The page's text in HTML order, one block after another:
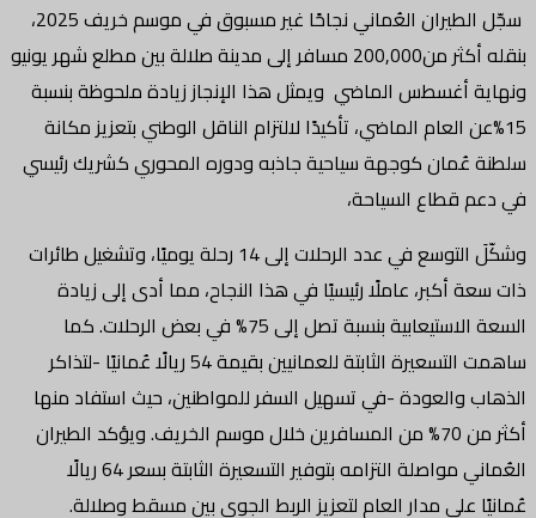
سجّل الطيران العُماني نجاحًا غير مسبوق في موسم خريف 2025،
بنقله أكثر من200,000 مسافر إلى مدينة صلالة بين مطلع شهر يونيو
ونهاية أغسطس الماضي ويمثل هذا الإنجاز زيادة ملحوظة بنسبة
15%عن العام الماضي، تأكيدًا لالتزام الناقل الوطني بتعزيز مكانة
سلطنة عُمان كوجهة سياحية جاذبه ودوره المحوري كشريك رئيسي
في دعم قطاع السياحة،
وشكّلَ التوسع في عدد الرحلات إلى 14 رحلة يوميًا، وتشغيل طائرات
ذات سعة أكبر، عاملًا رئيسيًا في هذا النجاح، مما أدى إلى زيادة
السعة الاستيعابية بنسبة تصل إلى 75% في بعض الرحلات. كما
ساهمت التسعيرة الثابتة للعمانيين بقيمة 54 ريالًا عُمانيًا -لتذاكر
الذهاب والعودة -في تسهيل السفر للمواطنين، حيث استفاد منها
أكثر من 70% من المسافرين خلال موسم الخريف. ويؤكد الطيران
العُماني مواصلة التزامه بتوفير التسعيرة الثابتة بسعر 64 ريالًا
عُمانيًا على مدار العام لتعزيز الربط الجوي بين مسقط وصلالة.